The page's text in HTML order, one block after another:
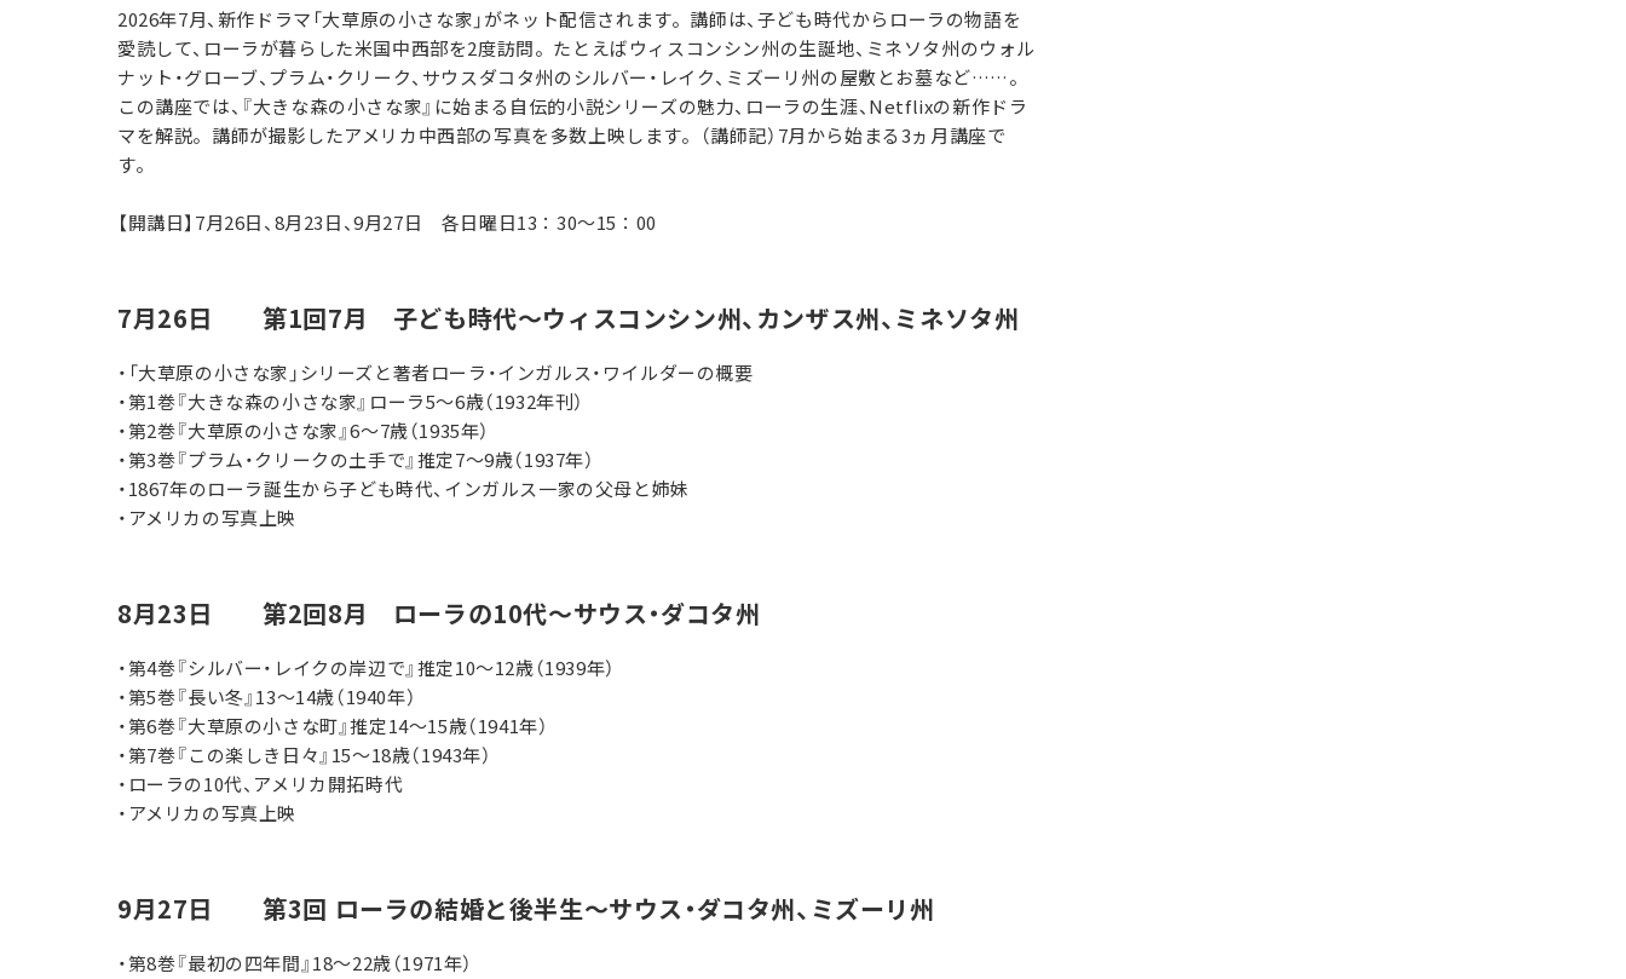
2026年7月、新作ドラマ「大草原の小さな家」がネット配信されます。講師は、子ども時代からローラの物語を
愛読して、ローラが暮らした米国中西部を2度訪問。たとえばウィスコンシン州の生誕地、ミネソタ州のウォル
ナット・グローブ、プラム・クリーク、サウスダコタ州のシルバー・レイク、ミズーリ州の屋敷とお墓など……。
この講座では、『大きな森の小さな家』に始まる自伝的小説シリーズの魅力、ローラの生涯、Netflixの新作ドラ
マを解説。講師が撮影したアメリカ中西部の写真を多数上映します。（講師記）7月から始まる3ヵ月講座で
す。
【開講日】7月26日、8月23日、9月27日 各日曜日13：30～15：00
7月26日 第1回7月 子ども時代～ウィスコンシン州、カンザス州、ミネソタ州
・「大草原の小さな家」シリーズと著者ローラ・インガルス・ワイルダーの概要
・第1巻『大きな森の小さな家』ローラ5～6歳（1932年刊）
・第2巻『大草原の小さな家』6～7歳（1935年）
・第3巻『プラム・クリークの土手で』推定7～9歳（1937年）
・1867年のローラ誕生から子ども時代、インガルス一家の父母と姉妹
・アメリカの写真上映
8月23日 第2回8月 ローラの10代～サウス・ダコタ州
・第4巻『シルバー・レイクの岸辺で』推定10～12歳（1939年）
・第5巻『長い冬』13～14歳（1940年）
・第6巻『大草原の小さな町』推定14～15歳（1941年）
・第7巻『この楽しき日々』15～18歳（1943年）
・ローラの10代、アメリカ開拓時代
・アメリカの写真上映
9月27日 第3回 ローラの結婚と後半生～サウス・ダコタ州、ミズーリ州
・第8巻『最初の四年間』18～22歳（1971年）